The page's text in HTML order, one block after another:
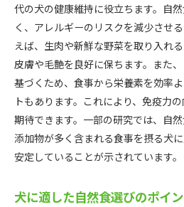
代の犬の健康維持に役立ちます。自
く、アレルギーのリスクを減少させ
えば、生肉や新鮮な野菜を取り入れ
皮膚や毛艶を良好に保ちます。また
基づくため、食事から栄養素を効率
トもあります。これにより、免疫力
期待できます。一部の研究では、自
添加物が多く含まれる食事を摂る犬
安定していることが示されています。
犬に適した自然食選びのポイ